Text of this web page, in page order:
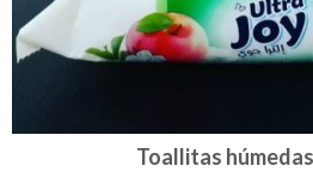
Toallitas